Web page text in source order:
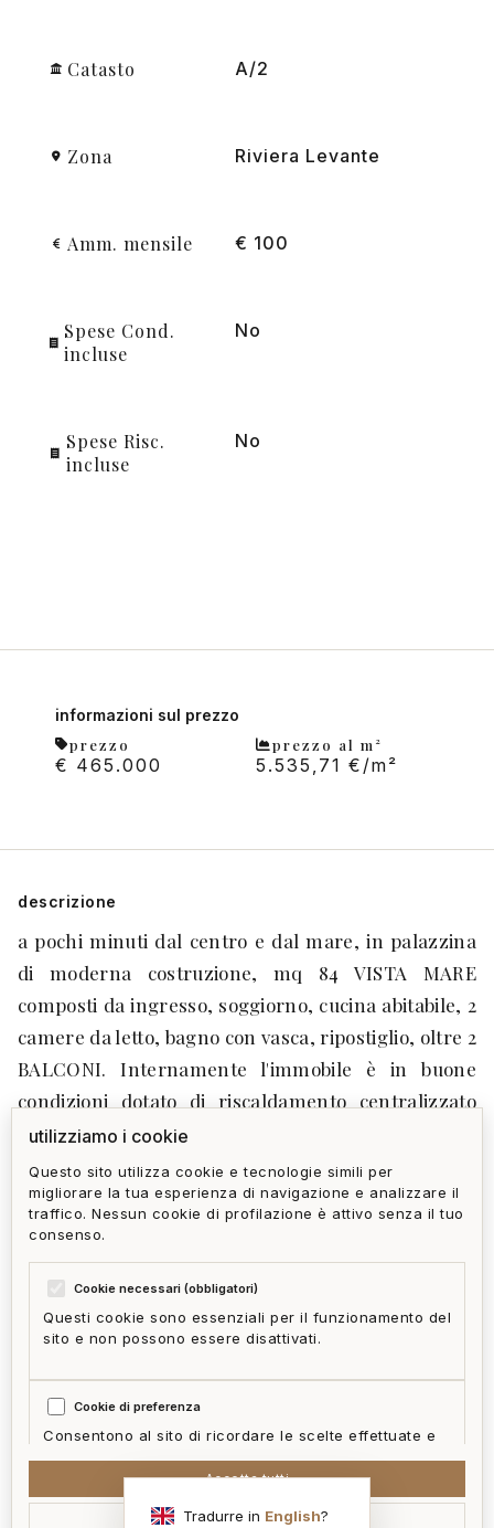
Catasto A/2
Zona Riviera Levante
Amm. mensile € 100
Spese Cond.
incluse
No
Spese Risc.
incluse
No
informazioni sul prezzo
prezzo
€ 465.000
prezzo al m²
5.535,71 €/m²
descrizione
a pochi minuti dal centro e dal mare, in palazzina
di moderna costruzione, mq 84 VISTA MARE
composti da ingresso, soggiorno, cucina abitabile, 2
camere da letto, bagno con vasca, ripostiglio, oltre 2
BALCONI. Internamente l'immobile è in buone
condizioni dotato di riscaldamento centralizzato
oltre aria condizionata. Situato al primo piano con
ascensore, l'appartamento gode di un'eccezionale
esposizione soleggiata con vista MARE. Posto auto
condominiale solo per carico e scarico. Possibilità
BOX.
McFrancis
privacy policy
mappa del sito
sono interessato
utilizziamo i cookie
Questo sito utilizza cookie e tecnologie simili per
migliorare la tua esperienza di navigazione e analizzare il
traffico. Nessun cookie di profilazione è attivo senza il tuo
consenso.
Cookie necessari (obbligatori)
Questi cookie sono essenziali per il funzionamento del
sito e non possono essere disattivati.
Cookie di preferenza
Consentono al sito di ricordare le scelte effettuate e
Cookie statistici
Accetta tutti
Accetta selezionati
Tradurre in English?